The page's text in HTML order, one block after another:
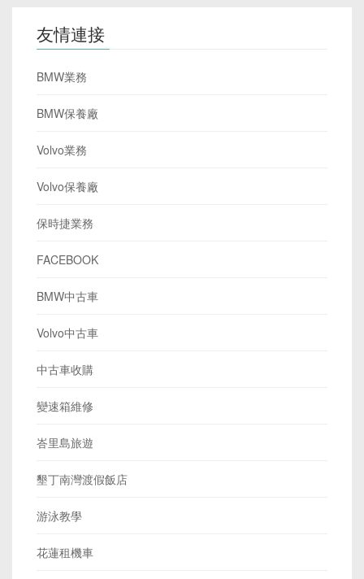
友情連接
BMW業務
BMW保養廠
Volvo業務
Volvo保養廠
保時捷業務
FACEBOOK
BMW中古車
Volvo中古車
中古車收購
變速箱維修
峇里島旅遊
墾丁南灣渡假飯店
游泳教學
花蓮租機車